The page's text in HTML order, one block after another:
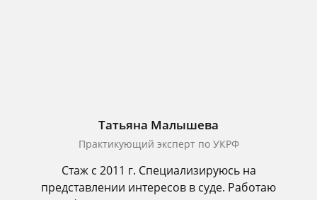
Татьяна Малышева
Практикующий эксперт по УКРФ
Стаж с 2011 г. Специализируюсь на
представлении интересов в суде. Работаю